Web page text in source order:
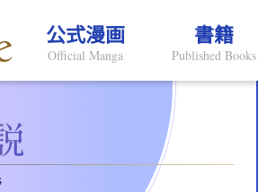
公式漫画
Official Manga
書籍
Published Books